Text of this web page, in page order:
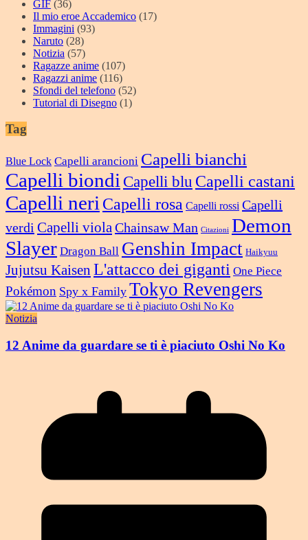
GIF (36)
Il mio eroe Accademico (17)
Immagini (93)
Naruto (28)
Notizia (57)
Ragazze anime (107)
Ragazzi anime (116)
Sfondi del telefono (52)
Tutorial di Disegno (1)
Tag
Blue Lock Capelli arancioni Capelli bianchi
Capelli biondi Capelli blu Capelli castani
Capelli neri Capelli rosa Capelli rossi Capelli
verdi Capelli viola Chainsaw Man Citazioni Demon
Slayer Dragon Ball Genshin Impact Haikyuu
Jujutsu Kaisen L'attacco dei giganti One Piece
Pokémon Spy x Family Tokyo Revengers
Notizia
12 Anime da guardare se ti è piaciuto Oshi No Ko